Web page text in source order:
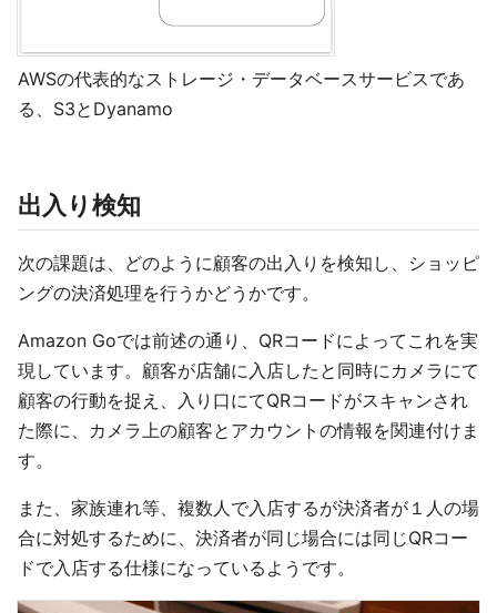
AWSの代表的なストレージ・データベースサービスであ
る、S3とDyanamo
出入り検知
次の課題は、どのように顧客の出入りを検知し、ショッピ
ングの決済処理を行うかどうかです。
Amazon Goでは前述の通り、QRコードによってこれを実
現しています。顧客が店舗に入店したと同時にカメラにて
顧客の行動を捉え、入り口にてQRコードがスキャンされ
た際に、カメラ上の顧客とアカウントの情報を関連付けま
す。
また、家族連れ等、複数人で入店するが決済者が１人の場
合に対処するために、決済者が同じ場合には同じQRコー
ドで入店する仕様になっているようです。